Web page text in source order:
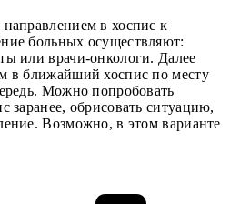
в хоспис к
больных осуществляют:
или врачи-онкологи. Далее
в ближайший хоспис по месту
Можно попробовать
заранее, обрисовать ситуацию,
Возможно, в этом варианте